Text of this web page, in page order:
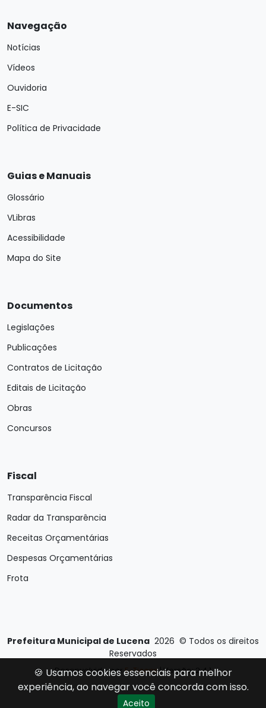
Navegação
Notícias
Vídeos
Ouvidoria
E-SIC
Política de Privacidade
Guias e Manuais
Glossário
VLibras
Acessibilidade
Mapa do Site
Documentos
Legislações
Publicações
Contratos de Licitação
Editais de Licitação
Obras
Concursos
Fiscal
Transparência Fiscal
Radar da Transparência
Receitas Orçamentárias
Despesas Orçamentárias
Frota
Prefeitura Municipal de Lucena 2026 © Todos os direitos
Reservados
Desenvolvido porE-Ticons| Versão: 2.4.1
🍪 Usamos cookies essenciais para melhor
experiência, ao navegar você concorda com isso.
Aceito